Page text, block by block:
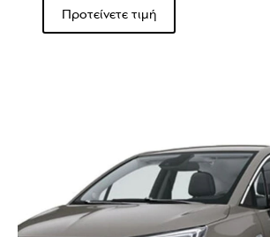
Προτείνετε τιμή
Δείτε τα χαρακτηριστικά του
οχήματος, κάνοντας ΚΛΙΚ εδώ!